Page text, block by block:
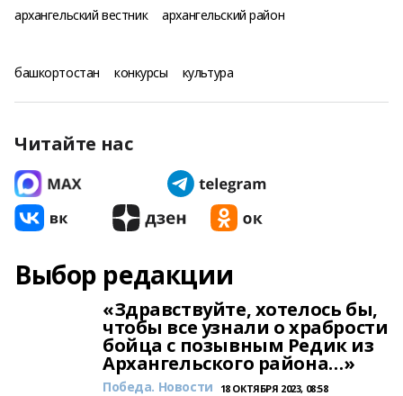
архангельский вестник архангельский район
башкортостан конкурсы культура
Читайте нас
Выбор редакции
«Здравствуйте, хотелось бы,
чтобы все узнали о храбрости
бойца с позывным Редик из
Архангельского района…»
Победа. Новости 18 ОКТЯБРЯ 2023, 08:58